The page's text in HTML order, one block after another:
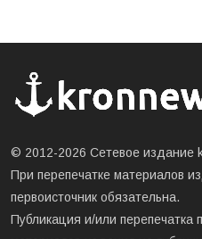
© 2012-2026 Сетевое издание
При перепечатке материалов
первоисточник обязательна.
Публикация и/или перепечатка